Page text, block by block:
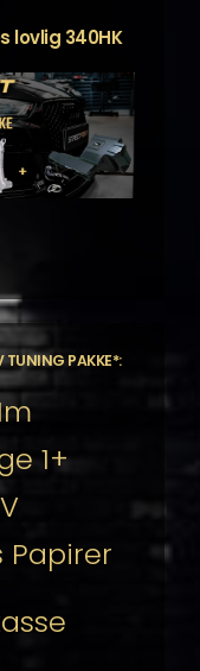
lovlig 340HK
TUNING PAKKE*:
1+
Papirer